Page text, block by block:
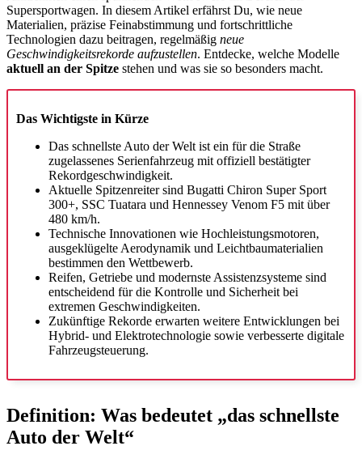
Supersportwagen. In diesem Artikel erfährst Du, wie neue
Materialien, präzise Feinabstimmung und fortschrittliche
Technologien dazu beitragen, regelmäßig neue
Geschwindigkeitsrekorde aufzustellen. Entdecke, welche Modelle
aktuell an der Spitze stehen und was sie so besonders macht.
Das Wichtigste in Kürze
Das schnellste Auto der Welt ist ein für die Straße
zugelassenes Serienfahrzeug mit offiziell bestätigter
Rekordgeschwindigkeit.
Aktuelle Spitzenreiter sind Bugatti Chiron Super Sport
300+, SSC Tuatara und Hennessey Venom F5 mit über
480 km/h.
Technische Innovationen wie Hochleistungsmotoren,
ausgeklügelte Aerodynamik und Leichtbaumaterialien
bestimmen den Wettbewerb.
Reifen, Getriebe und modernste Assistenzsysteme sind
entscheidend für die Kontrolle und Sicherheit bei
extremen Geschwindigkeiten.
Zukünftige Rekorde erwarten weitere Entwicklungen bei
Hybrid- und Elektrotechnologie sowie verbesserte digitale
Fahrzeugsteuerung.
Definition: Was bedeutet „das schnellste
Auto der Welt“